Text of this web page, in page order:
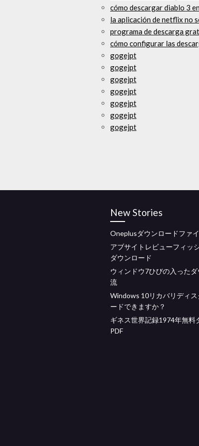
cómo descargar diablo 3
la aplicación de netflix no
programa de descarga
cómo configurar las
gogejpt
gogejpt
gogejpt
gogejpt
gogejpt
gogejpt
gogejpt
New Stories
Oneplusダウンロードファ
アブサイトレビューフィッ
ダウンロード
ウィンドウ7ひびの入った
流
Windows 10リカバリディス
ードできますか？
ギネス世界記録1974年無料
PDF